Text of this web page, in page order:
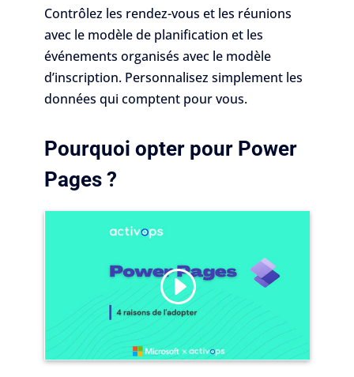
Contrôlez les rendez-vous et les réunions
avec le modèle de planification et les
événements organisés avec le modèle
d’inscription. Personnalisez simplement les
données qui comptent pour vous.
Pourquoi opter pour Power
Pages ?